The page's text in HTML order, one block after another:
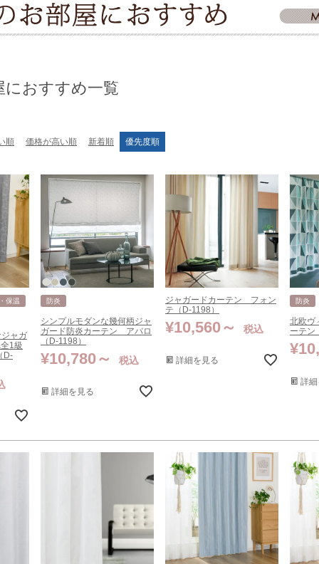
におすすめ一覧
順 価格が高い順 新着順 優先度順
保温
ャガ
1級
D-
防炎
シンプルモダンな幾何柄ジャ
ガード防炎カーテン アバロ
（D-1198）
¥10,780 税込
詳細を見る
ジャガードカーテン フォン
テ（D-1198）
¥10,560 税込
詳細を見る
防炎
北欧ヴ
ーテ
¥
詳